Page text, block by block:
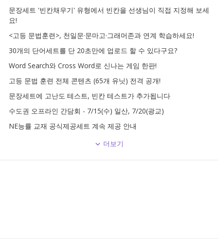
문장세트 '빈칸채우기' 유형에서 빈칸을 선생님이 직접 지정해 보세
요!
<고등 문법훈련>, 천일문·문마고·그래머존과 연계 학습하세요!
30개의 단어세트를 단 20초만에 업로드 할 수 있다구요?
Word Search와 Cross Word로 신나는 게임 한판!
고등 문법 훈련 전체 콘텐츠 (65개 유닛) 전격 공개!
문장세트에 고난도 테스트, 빈칸 테스트가 추가됩니다
수도권 오프라인 간담회 - 7/15(수) 일산, 7/20(광교)
NE능률 교재 공식제공세트 계속 제공 안내
더보기